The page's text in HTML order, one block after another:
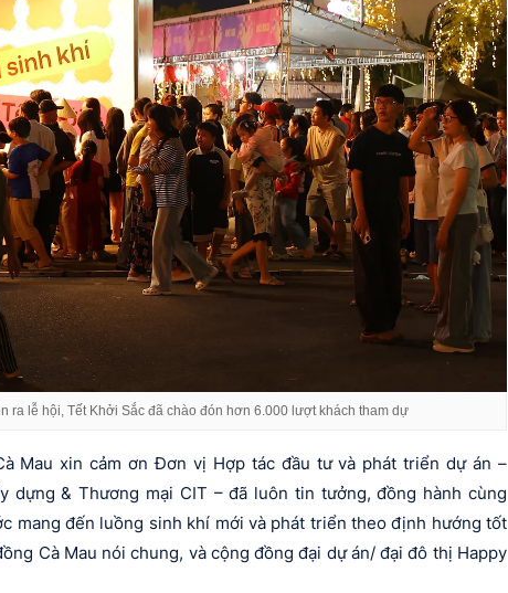
ra lễ hội, Tết Khởi Sắc đã chào đón hơn 6.000 lượt khách tham dự
Mau xin cảm ơn Đơn vị Hợp tác đầu tư và phát triển dự án –
dựng & Thương mại CIT – đã luôn tin tưởng, đồng hành cùng
mang đến luồng sinh khí mới và phát triển theo định hướng tốt
Cà Mau nói chung, và cộng đồng đại dự án/ đại đô thị Happy